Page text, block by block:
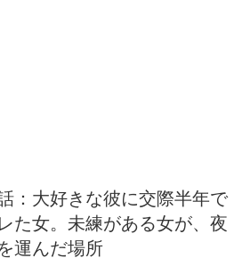
：大好きな彼に交際半年で
た女。未練がある女が、夜
運んだ場所